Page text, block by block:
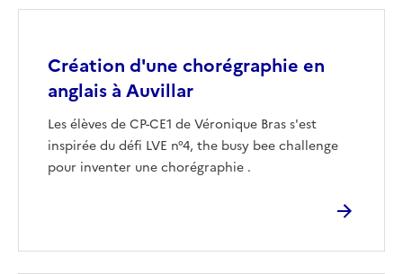
Création d'une chorégraphie en
anglais à Auvillar
Les élèves de CP-CE1 de Véronique Bras s'est
inspirée du défi LVE n°4, the busy bee challenge
pour inventer une chorégraphie .